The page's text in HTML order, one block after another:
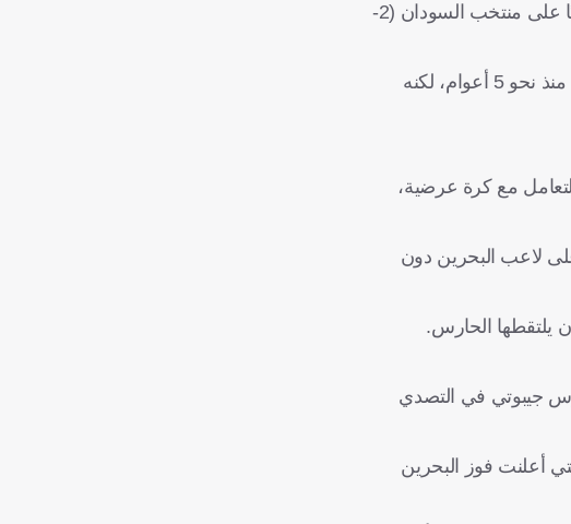
وكان المنتخب العُماني قد أقام معسكر إعداد ناجحًا خلال الأسبوع الماضي، تحضيرًا للقاء الصومال، وحقق خلاله الفوز وديًا على منتخب السودان (2-
أما الصومال، فأنهى سلسلة من 5 هزائم متتالية بفوز مهم (2-1) على البحرين الأسبوع الماضي، وهو أول انتصار للمنتخب منذ نحو 5 أعوام، لكنه
عندما أخطأ حارس جيبوتي في التعامل مع كرة عرضية،
لاعب البحرين دون
جيبوتي في التصدي
أعلنت فوز البحرين